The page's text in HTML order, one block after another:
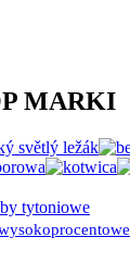
MARKI
tytoniowe